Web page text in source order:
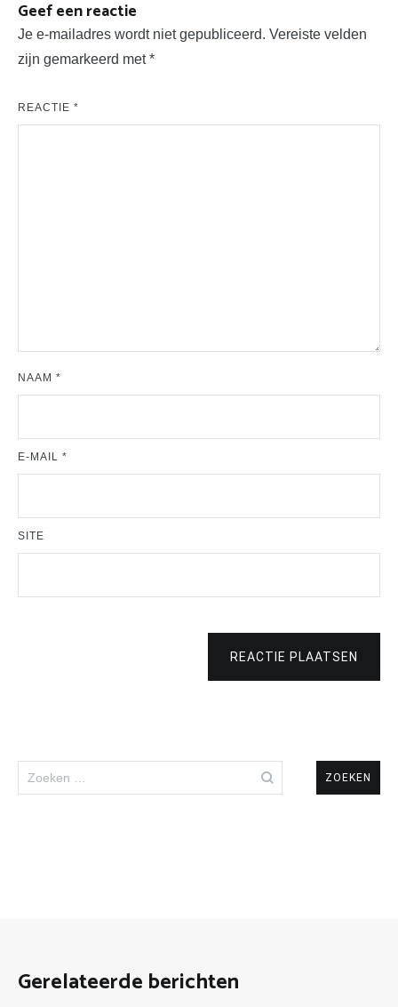
Geef een reactie
Je e-mailadres wordt niet gepubliceerd. Vereiste velden
zijn gemarkeerd met*
REACTIE *
NAAM *
E-MAIL *
SITE
REACTIE PLAATSEN
naar:
Gerelateerde berichten